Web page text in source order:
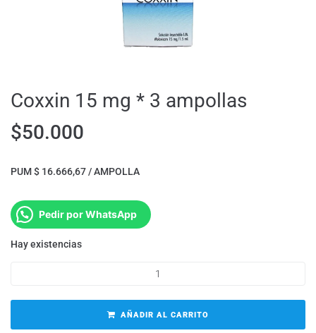
Coxxin 15 mg * 3 ampollas
$50.000
PUM $ 16.666,67 / AMPOLLA
Pedir por WhatsApp
Hay existencias
AÑADIR AL CARRITO